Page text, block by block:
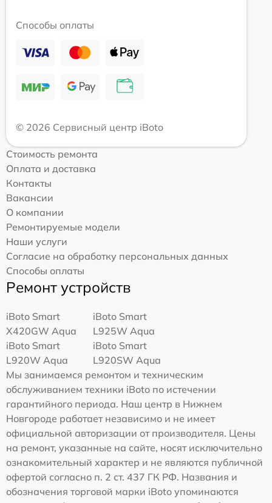
Способы оплаты
© 2026 Сервисный центр iBoto
Стоимость ремонта
Оплата и доставка
Контакты
Вакансии
О компании
Ремонтируемые модели
Наши услуги
Согласие на обработку персональных данных
Способы оплаты
Ремонт устройств
iBoto Smart
Х420GW Aqua
iBoto Smart
L925W Aqua
iBoto Smart
L920W Aqua
iBoto Smart
L920SW Aqua
Мы занимаемся ремонтом и техническим
обслуживанием техники iBoto по истечении
гарантийного периода. Наш центр в Нижнем
Новгороде работает независимо и не имеет
официальной авторизации от производителя. Цены
на ремонт, указанные на сайте, носят исключительно
ознакомительный характер и не являются публичной
офертой согласно п. 2 ст. 437 ГК РФ. Названия и
обозначения торговой марки iBoto упоминаются